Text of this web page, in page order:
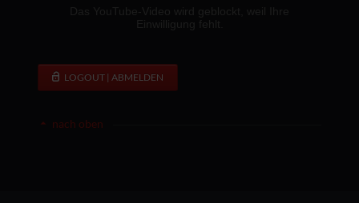
LOGOUT | ABMELDEN
nach oben